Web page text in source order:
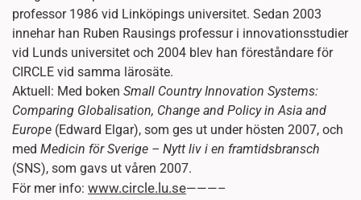
professor 1986 vid Linköpings universitet. Sedan 2003
innehar han Ruben Rausings professur i innovationsstudier
vid Lunds universitet och 2004 blev han föreståndare för
CIRCLE vid samma lärosäte.
Aktuell: Med boken Small Country Innovation Systems:
Comparing Globalisation, Change and Policy in Asia and
Europe (Edward Elgar), som ges ut under hösten 2007, och
med Medicin för Sverige – Nytt liv i en framtidsbransch
(SNS), som gavs ut våren 2007.
För mer info: www.circle.lu.se———–